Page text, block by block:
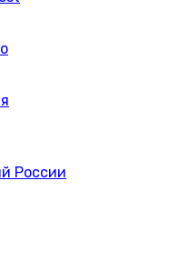
России